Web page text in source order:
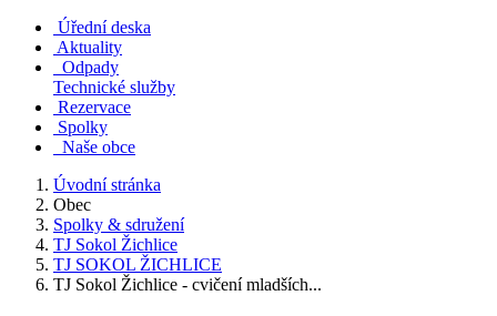
Úřední deska
Aktuality
Odpady
Technické služby
Rezervace
Spolky
Naše obce
Úvodní stránka
Obec
Spolky & sdružení
TJ Sokol Žichlice
TJ SOKOL ŽICHLICE
TJ Sokol Žichlice - cvičení mladších...